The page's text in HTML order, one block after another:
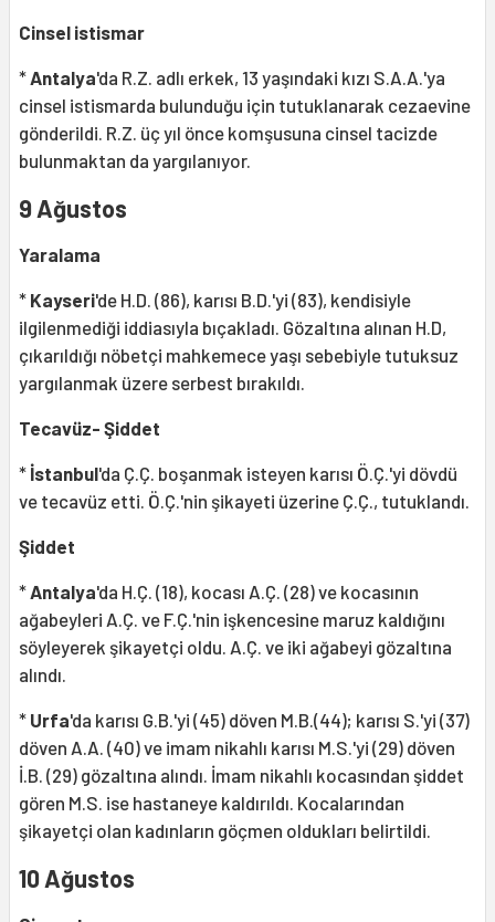
Cinsel istismar
*Antalya'da R.Z. adlı erkek, 13 yaşındaki kızı S.A.A.'ya
cinsel istismarda bulunduğu için tutuklanarak cezaevine
gönderildi. R.Z. üç yıl önce komşusuna cinsel tacizde
bulunmaktan da yargılanıyor.
9 Ağustos
Yaralama
* Kayseri'de H.D. (86), karısı B.D.'yi (83), kendisiyle
ilgilenmediği iddiasıyla bıçakladı. Gözaltına alınan H.D,
çıkarıldığı nöbetçi mahkemece yaşı sebebiyle tutuksuz
yargılanmak üzere serbest bırakıldı.
Tecavüz- Şiddet
* İstanbul'da Ç.Ç. boşanmak isteyen karısı Ö.Ç.'yi dövdü
ve tecavüz etti. Ö.Ç.'nin şikayeti üzerine Ç.Ç., tutuklandı.
Şiddet
*Antalya'da H.Ç. (18), kocası A.Ç. (28) ve kocasının
ağabeyleri A.Ç. ve F.Ç.'nin işkencesine maruz kaldığını
söyleyerek şikayetçi oldu. A.Ç. ve iki ağabeyi gözaltına
alındı.
* Urfa'da karısı G.B.'yi (45) döven M.B.(44); karısı S.'yi (37)
döven A.A. (40) ve imam nikahlı karısı M.S.'yi (29) döven
İ.B. (29) gözaltına alındı. İmam nikahlı kocasından şiddet
gören M.S. ise hastaneye kaldırıldı. Kocalarından
şikayetçi olan kadınların göçmen oldukları belirtildi.
10 Ağustos